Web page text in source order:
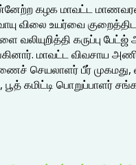
கழக மாவட்ட
விலை உயர்வை
வலியுறித்தி கருப்பு
மாவட்ட விவசாய
செயலாளர் பீர் முகமது,
கமிட்டி பொறுப்பாளர்